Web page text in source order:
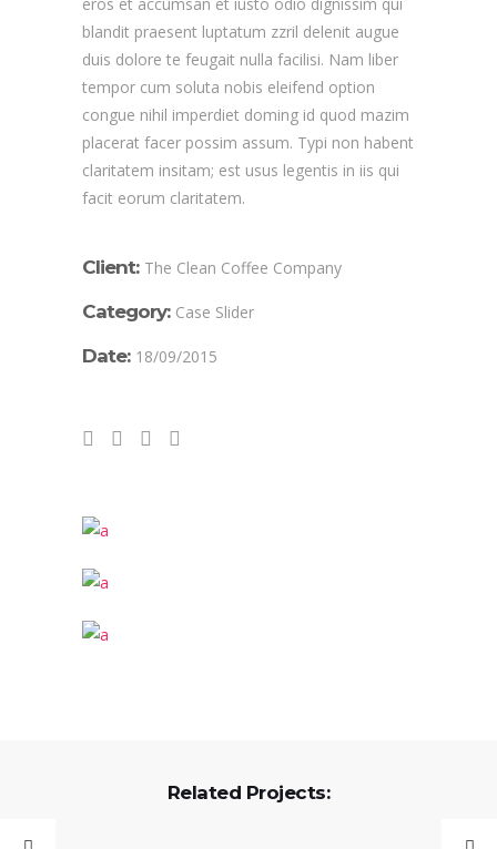
eros et accumsan et iusto odio dignissim qui
blandit praesent luptatum zzril delenit augue
duis dolore te feugait nulla facilisi. Nam liber
tempor cum soluta nobis eleifend option
congue nihil imperdiet doming id quod mazim
placerat facer possim assum. Typi non habent
claritatem insitam; est usus legentis in iis qui
facit eorum claritatem.
Client: The Clean Coffee Company
Category: Case Slider
Date: 18/09/2015
Related Projects: